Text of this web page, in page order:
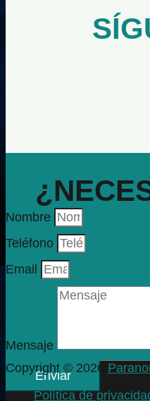
Nombre
Teléfono
Email
Mensaje
Enviar
Copyright © 2026
Política de